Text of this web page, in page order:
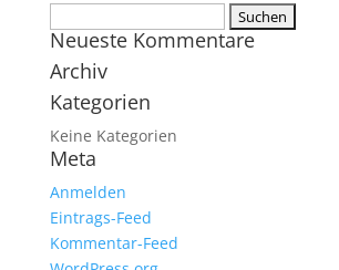
nach:
Neueste Kommentare
Archiv
Kategorien
Keine Kategorien
Meta
Anmelden
Eintrags-Feed
Kommentar-Feed